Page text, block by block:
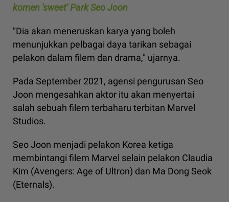
komen 'sweet' Park Seo Joon
"Dia akan meneruskan karya yang boleh
menunjukkan pelbagai daya tarikan sebagai
pelakon dalam filem dan drama," ujarnya.
Pada September 2021, agensi pengurusan Seo
Joon mengesahkan aktor itu akan menyertai
salah sebuah filem terbaharu terbitan Marvel
Studios.
Seo Joon menjadi pelakon Korea ketiga
membintangi filem Marvel selain pelakon Claudia
Kim (Avengers: Age of Ultron) dan Ma Dong Seok
(Eternals).